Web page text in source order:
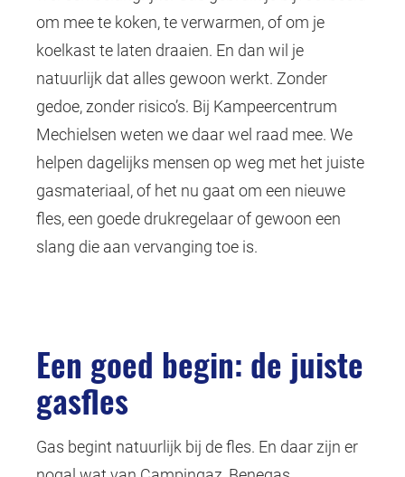
om mee te koken, te verwarmen, of om je
koelkast te laten draaien. En dan wil je
natuurlijk dat alles gewoon werkt. Zonder
gedoe, zonder risico’s. Bij Kampeercentrum
Mechielsen weten we daar wel raad mee. We
helpen dagelijks mensen op weg met het juiste
gasmateriaal, of het nu gaat om een nieuwe
fles, een goede drukregelaar of gewoon een
slang die aan vervanging toe is.
Een goed begin: de juiste
gasfles
Gas begint natuurlijk bij de fles. En daar zijn er